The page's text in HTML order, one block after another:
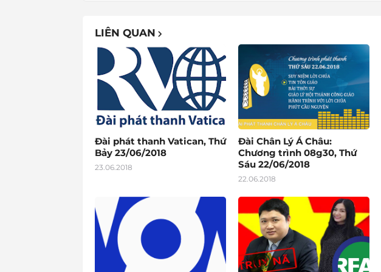
LIÊN QUAN
Đài phát thanh Vatican, Thứ
Bảy 23/06/2018
23.06.2018
Đài Chân Lý Á Châu:
Chương trình 08g30, Thứ
Sáu 22/06/2018
22.06.2018